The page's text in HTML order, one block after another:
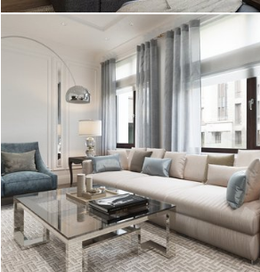
Элитный дизайн квартиры в ЖК
"Смольный парк",
выполненный дизайнером Студии ...
квартира, 100 м2
25.01.2017